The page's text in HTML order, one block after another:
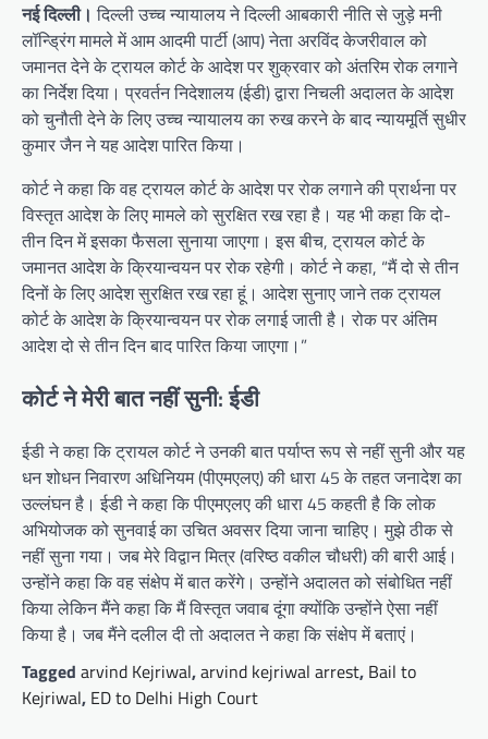
नई दिल्ली। दिल्ली उच्च न्यायालय ने दिल्ली आबकारी नीति से जुड़े मनी
लॉन्ड्रिंग मामले में आम आदमी पार्टी (आप) नेता अरविंद केजरीवाल को
जमानत देने के ट्रायल कोर्ट के आदेश पर शुक्रवार को अंतरिम रोक लगाने
का निर्देश दिया। प्रवर्तन निदेशालय (ईडी) द्वारा निचली अदालत के आदेश
को चुनौती देने के लिए उच्च न्यायालय का रुख करने के बाद न्यायमूर्ति सुधीर
कुमार जैन ने यह आदेश पारित किया।
कोर्ट ने कहा कि वह ट्रायल कोर्ट के आदेश पर रोक लगाने की प्रार्थना पर
विस्तृत आदेश के लिए मामले को सुरक्षित रख रहा है। यह भी कहा कि दो-
तीन दिन में इसका फैसला सुनाया जाएगा। इस बीच, ट्रायल कोर्ट के
जमानत आदेश के क्रियान्वयन पर रोक रहेगी। कोर्ट ने कहा, “मैं दो से तीन
दिनों के लिए आदेश सुरक्षित रख रहा हूं। आदेश सुनाए जाने तक ट्रायल
कोर्ट के आदेश के क्रियान्वयन पर रोक लगाई जाती है। रोक पर अंतिम
आदेश दो से तीन दिन बाद पारित किया जाएगा।”
कोर्ट ने मेरी बात नहीं सुनी: ईडी
ईडी ने कहा कि ट्रायल कोर्ट ने उनकी बात पर्याप्त रूप से नहीं सुनी और यह
धन शोधन निवारण अधिनियम (पीएमएलए) की धारा 45 के तहत जनादेश का
उल्लंघन है। ईडी ने कहा कि पीएमएलए की धारा 45 कहती है कि लोक
अभियोजक को सुनवाई का उचित अवसर दिया जाना चाहिए। मुझे ठीक से
नहीं सुना गया। जब मेरे विद्वान मित्र (वरिष्ठ वकील चौधरी) की बारी आई।
उन्होंने कहा कि वह संक्षेप में बात करेंगे। उन्होंने अदालत को संबोधित नहीं
किया लेकिन मैंने कहा कि मैं विस्तृत जवाब दूंगा क्योंकि उन्होंने ऐसा नहीं
किया है। जब मैंने दलील दी तो अदालत ने कहा कि संक्षेप में बताएं।
Tagged arvind Kejriwal,arvind kejriwal arrest, Bail to
Kejriwal, ED to Delhi High Court